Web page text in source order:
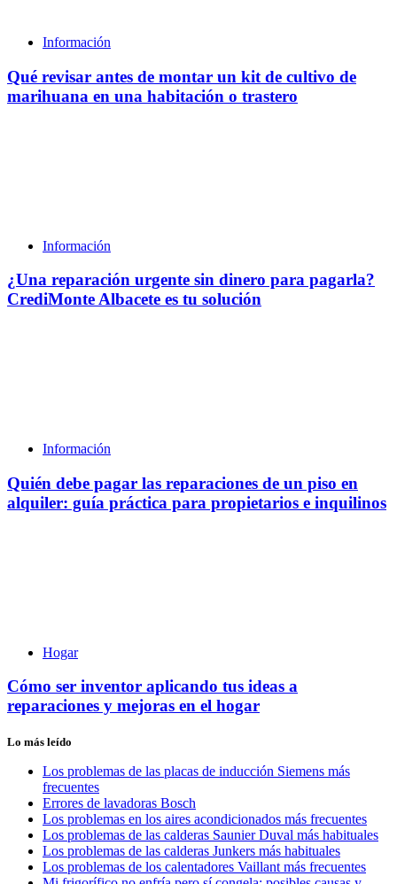
Información
Qué revisar antes de montar un kit de cultivo de
marihuana en una habitación o trastero
Información
¿Una reparación urgente sin dinero para pagarla?
CrediMonte Albacete es tu solución
Información
Quién debe pagar las reparaciones de un piso en
alquiler: guía práctica para propietarios e inquilinos
Hogar
Cómo ser inventor aplicando tus ideas a
reparaciones y mejoras en el hogar
Lo más leído
Los problemas de las placas de inducción Siemens más
frecuentes
Errores de lavadoras Bosch
Los problemas en los aires acondicionados más frecuentes
Los problemas de las calderas Saunier Duval más habituales
Los problemas de las calderas Junkers más habituales
Los problemas de los calentadores Vaillant más frecuentes